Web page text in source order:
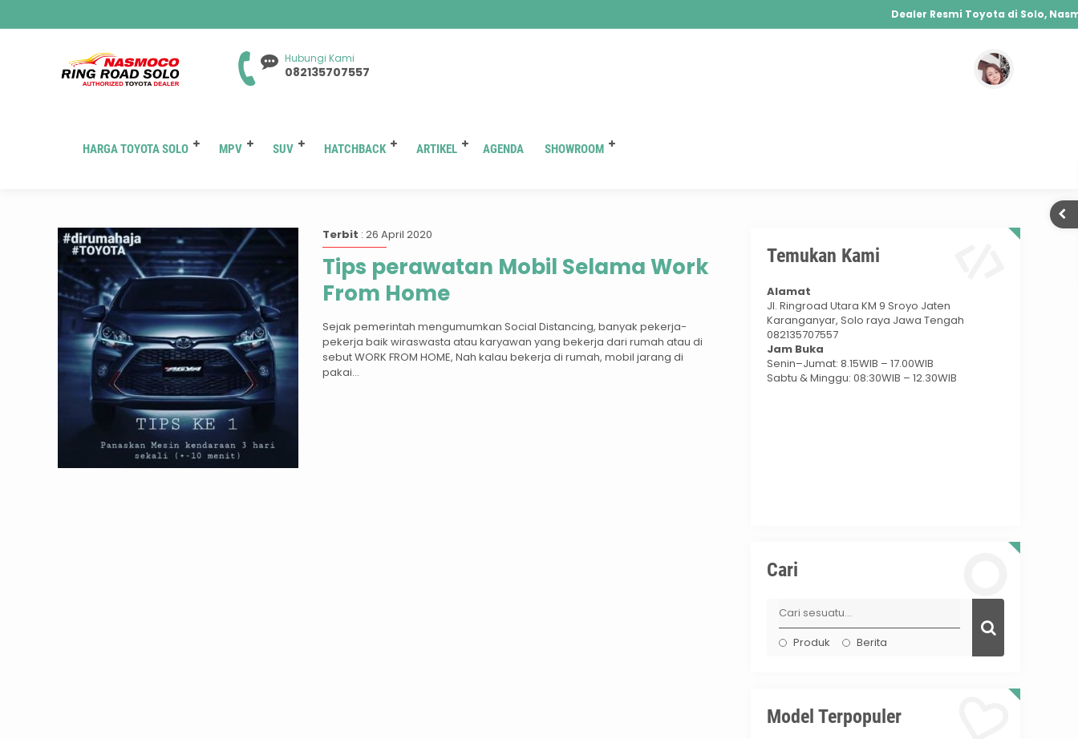
Dealer Resmi Toyota di Solo,
Agya, Calya, Fortuner, Rush, Sienta,
Hybrid, Yaris Cross Hybrid, Alphard Hybrid
Hubungi Kami
082135707557
HARGA TOYOTA SOLO MPV SUV HATCHBACK ARTIKEL AGENDA SHOWROOM
Tag:tips merawat toyota
Terbit : 26 April 2020
Tips perawatan Mobil Selama Work
From Home
Sejak pemerintah mengumumkan Social Distancing, banyak pekerja-
pekerja baik wiraswasta atau karyawan yang bekerja dari rumah atau di
sebut WORK FROM HOME, Nah kalau bekerja di rumah, mobil jarang di
pakai...
Temukan Kami
Alamat
Jl. Ringroad Utara KM 9 Sroyo Jaten
Karanganyar, Solo raya Jawa Tengah
082135707557
Jam Buka
Senin–Jumat: 8.15WIB – 17.00WIB
Sabtu & Minggu: 08:30WIB – 12.30WIB
Cari
Produk Berita
Model Terpopuler